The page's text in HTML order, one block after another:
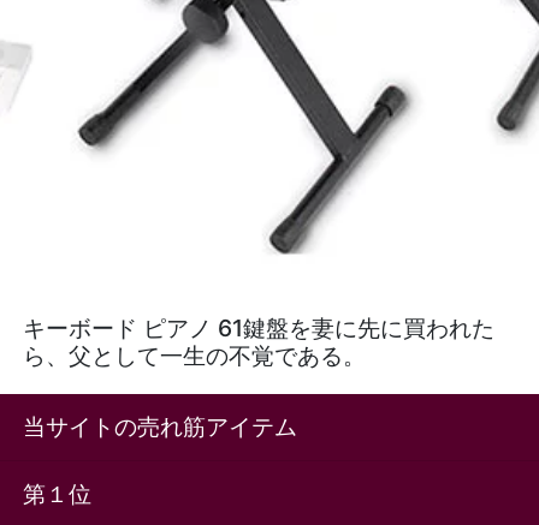
キーボード ピアノ 61鍵盤を妻に先に買われた
ら、父として一生の不覚である。
当サイトの売れ筋アイテム
第１位